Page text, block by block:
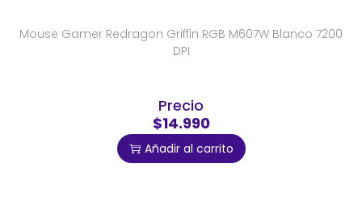
Mouse Gamer Redragon Griffin RGB M607W Blanco 7200
DPI
Precio
$14.990
Añadir al carrito